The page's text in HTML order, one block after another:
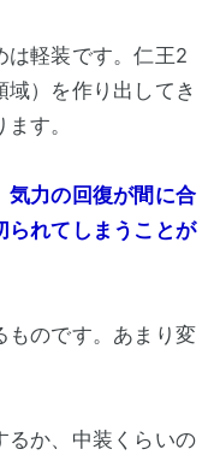
は軽装です。仁王2
）を作り出してき
す。
気力の回復が間に合
られてしまうことが
ものです。あまり変
るか、中装くらいの